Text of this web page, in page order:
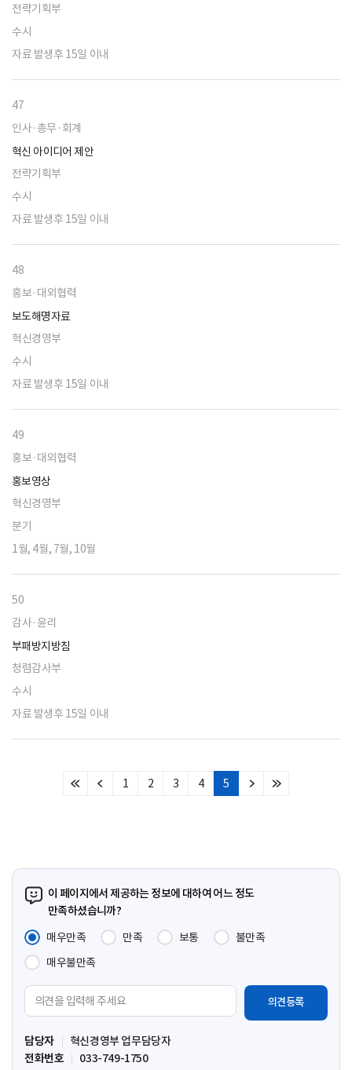
전략기획부
수시
자료 발생후 15일 이내
47
인사·총무·회계
혁신 아이디어 제안
전략기획부
수시
자료 발생후 15일 이내
48
홍보·대외협력
보도해명자료
혁신경영부
수시
자료 발생후 15일 이내
49
홍보·대외협력
홍보영상
혁신경영부
분기
1월, 4월, 7월, 10월
50
감사·윤리
부패방지방침
청렴감사부
수시
자료 발생후 15일 이내
처
이
1 2 3 4 5
다
마
이 페이지에서 제공하는 정보에 대하여 어느 정도
만족하셨습니까?
매우만족
만족 보통
불만족
매우불만족
견
입
력
담당자
혁신경영부 업무담당자
전화번호
033-749-1750